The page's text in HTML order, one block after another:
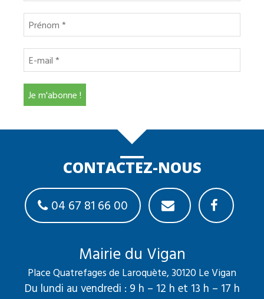
CONTACTEZ-NOUS
04 67 81 66 00
Mairie du Vigan
Place Quatrefages de Laroquète, 30120 Le Vigan
Du lundi au vendredi : 9 h – 12 h et 13 h – 17 h